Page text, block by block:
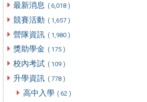
最新消息 ( 6,018 )
競賽活動 ( 1,657 )
營隊資訊 ( 1,980 )
獎助學金 ( 175 )
校內考試 ( 109 )
升學資訊 ( 778 )
高中入學 ( 62 )